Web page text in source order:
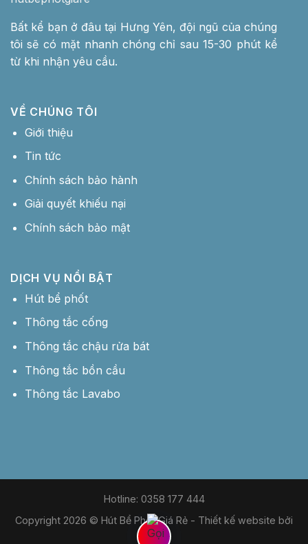
Bất kể bạn ở đâu tại Hưng Yên, đội ngũ của chúng
tôi sẽ có mặt nhanh chóng chỉ sau 15-30 phút kể
từ khi nhận yêu cầu.
VỀ CHÚNG TÔI
Giới thiệu
Tin tức
Chính sách bảo hành
Giải quyết khiếu nại
Chính sách bảo mật
DỊCH VỤ NỔI BẬT
Hút bể phốt
Thông tắc cống
Thông tắc chậu rửa bát
Thông tắc bồn cầu
Thông tắc Lavabo
Hotline: 0358 177 444
Copyright 2026 © Hút Bể Phốt Giá Rẻ - Thiết kế website bởi
MDIGI